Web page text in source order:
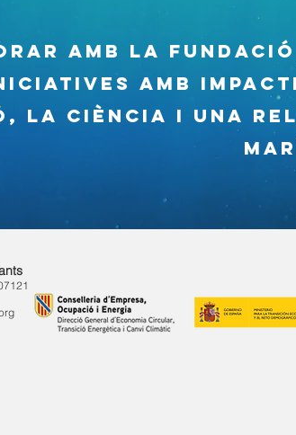
amb la
amb
la CIÈNCIA i una